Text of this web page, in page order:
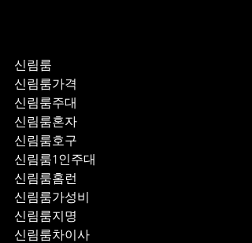
신림룸
신림룸가격
신림룸주대
신림룸혼자
신림룸호구
신림룸1인주대
신림룸홈런
신림룸가성비
신림룸지명
신림룸차이사